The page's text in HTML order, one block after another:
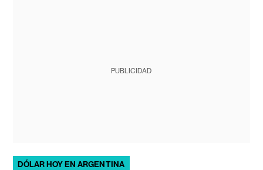
PUBLICIDAD
DÓLAR HOY EN ARGENTINA